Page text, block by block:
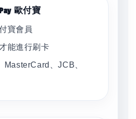
歐付寶
寶會員
能進行刷卡
MasterCard、JCB、